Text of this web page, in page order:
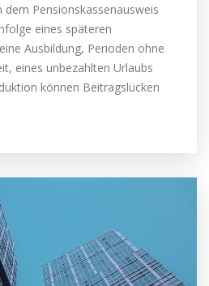
dem Pensionskassenausweis
eines späteren
Ausbildung, Perioden ohne
eines unbezahlten Urlaubs
können Beitragslücken